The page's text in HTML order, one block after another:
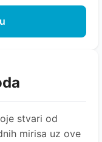
stvari od
mirisa uz ove